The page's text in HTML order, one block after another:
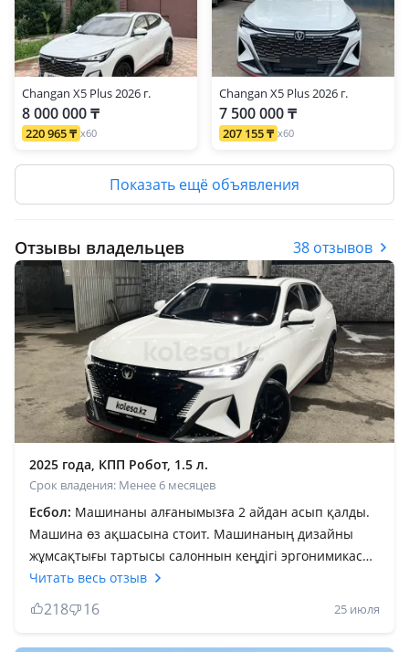
Changan X5 Plus 2026 г.
8 000 000 ₸
220 965 ₸ x60
Changan X5 Plus 2026 г.
7 500 000 ₸
207 155 ₸ x60
Показать ещё объявления
Отзывы владельцев 38 отзывов
2025 года, КПП Робот, 1.5 л.
Срок владения: Менее 6 месяцев
Есбол: Машинаны алғанымызға 2 айдан асып қалды.
Машина өз ақшасына стоит. Машинаның дизайны
жұмсақтығы тартысы салоннын кеңдігі эргонимикасы
ұнады. Минусы қазіргі жаңа машиналар сияқты
шумкасы ғана слабый (аркадан шинанын даусы ғана
естілед) қалған проблема көрген жоқпын. Оны жасату
пррблема емес. Машинаның басында алғанда
Читать весь отзыв
218 16 25 июля